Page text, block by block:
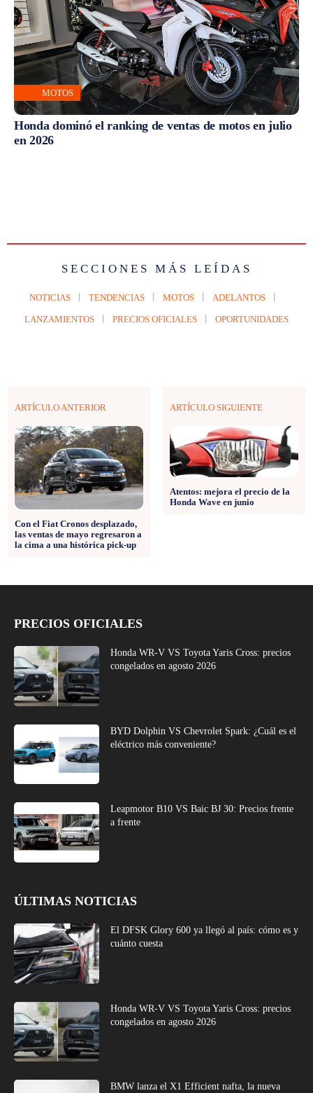
MOTOS
Honda dominó el ranking de ventas de motos en julio
en 2026
SECCIONES MÁS LEÍDAS
NOTICIAS TENDENCIAS MOTOS ADELANTOS
LANZAMIENTOS PRECIOS OFICIALES OPORTUNIDADES
ARTÍCULO ANTERIOR
Con el Fiat Cronos desplazado,
las ventas de mayo regresaron a
la cima a una histórica pick-up
ARTÍCULO SIGUIENTE
Atentos: mejora el precio de la
Honda Wave en junio
PRECIOS OFICIALES
Honda WR-V VS Toyota Yaris Cross: precios
congelados en agosto 2026
BYD Dolphin VS Chevrolet Spark: ¿Cuál es el
eléctrico más conveniente?
Leapmotor B10 VS Baic BJ 30: Precios frente
a frente
ÚLTIMAS NOTICIAS
El DFSK Glory 600 ya llegó al país: cómo es y
cuánto cuesta
Honda WR-V VS Toyota Yaris Cross: precios
congelados en agosto 2026
BMW lanza el X1 Efficient nafta, la nueva